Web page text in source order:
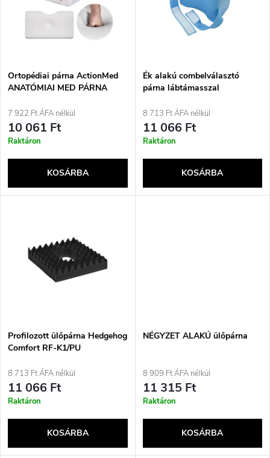
e
k
r
n
é
s
e
m
é
k
e
k
l
j
a
Ortopédiai párna ActionMed
ANATÓMIAI MED PÁRNA
7 922 Ft ÁFA nélkül
10 061 Ft
Raktáron
KOSÁRBA
Ék alakú combelválasztó
párna lábtámasszal
8 713 Ft ÁFA nélkül
11 066 Ft
Raktáron
KOSÁRBA
Profilozott ülőpárna Hedgehog
Comfort RF-K1/PU
8 713 Ft ÁFA nélkül
11 066 Ft
Raktáron
KOSÁRBA
NÉGYZET ALAKÚ ülőpárna
8 909 Ft ÁFA nélkül
11 315 Ft
Raktáron
KOSÁRBA